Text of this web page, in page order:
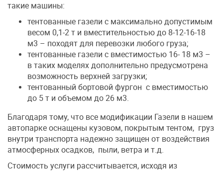
такие машины:
тентованные газели с максимально допустимым
весом 0,1-2 т и вместительностью до 8-12-16-18
м3 – походят для перевозки любого груза;
тентованные газели с вместимостью 16- 18 м3 –
в таких моделях дополнительно предусмотрена
возможность верхней загрузки;
тентованный бортовой фургон с вместимостью
до 5 т и объемом до 26 м3.
Благодаря тому, что все модификации Газели в нашем
автопарке оснащены кузовом, покрытым тентом, груз
внутри транспорта надежно защищен от воздействия
атмосферных осадков, пыли, ветра и т.д.
Стоимость услуги рассчитывается, исходя из